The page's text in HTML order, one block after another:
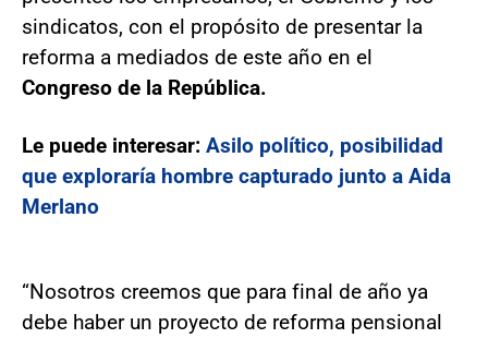
sindicatos, con el propósito de presentar la
reforma a mediados de este año en el
Congreso de la República.
Le puede interesar: Asilo político, posibilidad
que exploraría hombre capturado junto a Aida
Merlano
“Nosotros creemos que para final de año ya
debe haber un proyecto de reforma pensional